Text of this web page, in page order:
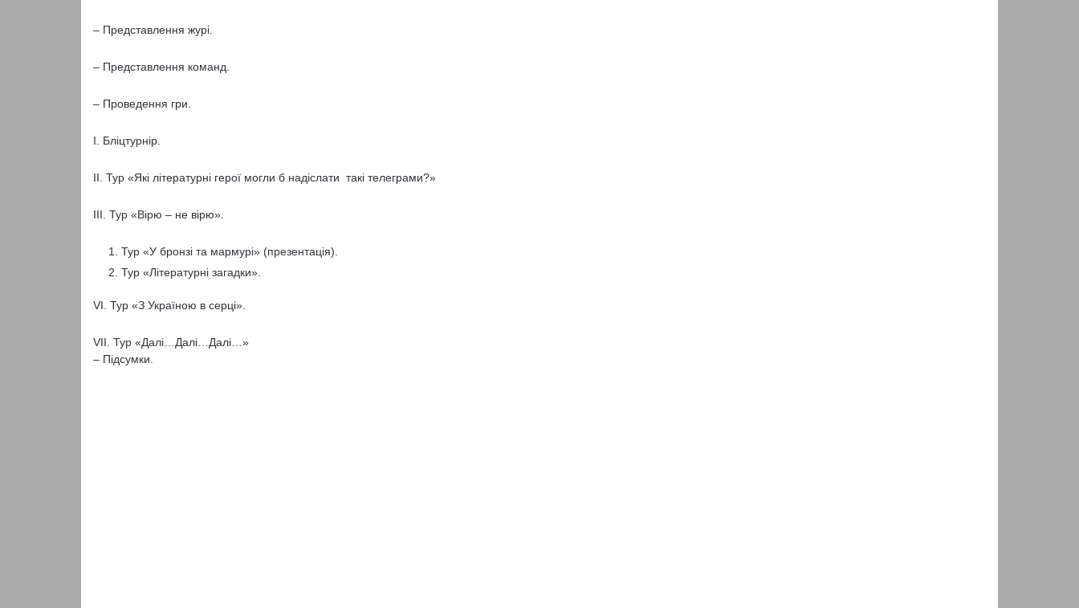
– Представлення журі.
– Представлення команд.
– Проведення гри.
І. Бліцтурнір.
ІІ. Тур «Які літературні герої могли б надіслати такі телеграми?»
ІІІ. Тур «Вірю – не вірю».
Тур «У бронзі та мармурі» (презентація).
Тур «Літературні загадки».
VI. Тур «З Україною в серці».
VІI. Тур «Далі…Далі…Далі…»
– Підсумки.